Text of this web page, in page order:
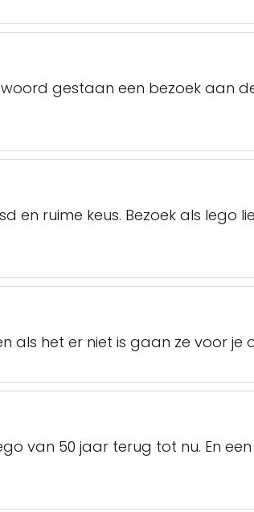
gestaan een bezoek aan
en ruime keus. Bezoek als
als het er niet is gaan ze voor
van 50 jaar terug tot nu. En